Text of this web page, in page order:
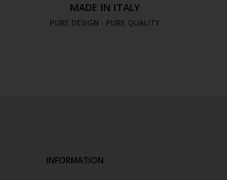
MADE IN ITALY
PURE DESIGN - PURE QUALITY
INFORMATION